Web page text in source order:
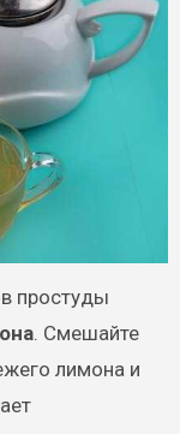
простуды
. Смешайте
лимона и